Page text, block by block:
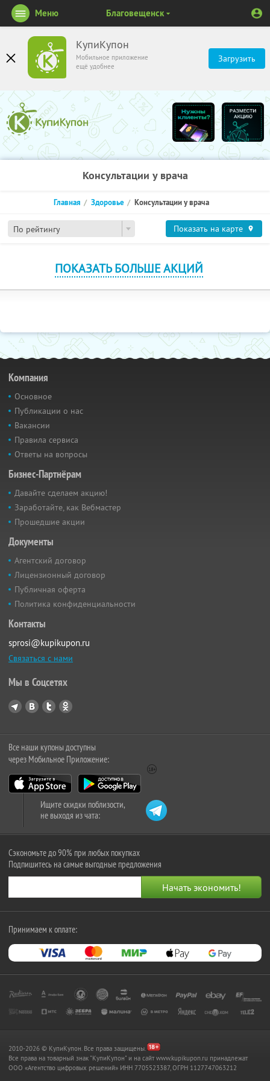
КупиКупон
Мобильное приложение
ещё удобнее
Загрузить
Меню Благовещенск
Консультации у врача
По рейтингу
Главная Здоровье Консультации у врача
Показать на карте
ПОКАЗАТЬ БОЛЬШЕ АКЦИЙ
Компания
Основное
Публикации о нас
Вакансии
Правила сервиса
Ответы на вопросы
Бизнес-Партнёрам
Давайте сделаем акцию!
Заработайте, как Вебмастер
Прошедшие акции
Документы
Агентский договор
Лицензионный договор
Публичная оферта
Политика конфиденциальности
Контакты
sprosi@kupikupon.ru
Связаться с нами
Мы в Соцсетях
Все наши купоны доступны
через Мобильное Приложение:
Ищите скидки поблизости,
не выходя из чата:
Сэкономьте до 90% при любых покупках
Подпишитесь на самые выгодные предложения
Принимаем к оплате:
2010-2026 © КупиКупон. Все права защищены.
Все права на товарный знак "КупиКупон" и на сайт www.kupikupon.ru принадлежат
OOO «Агентство цифровых решений» ИНН 7705523387, ОГРН 1127747063212